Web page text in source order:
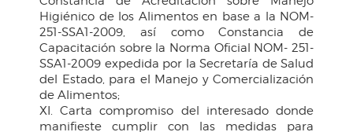
Higiénico de los Alimentos en base a la NOM-
251-SSA1-2009, así como Constancia de
Capacitación sobre la Norma Oficial NOM- 251-
SSA1-2009 expedida por la Secretaría de Salud
del Estado, para el Manejo y Comercialización
de Alimentos;
XI. Carta compromiso del interesado donde
manifieste cumplir con las medidas para